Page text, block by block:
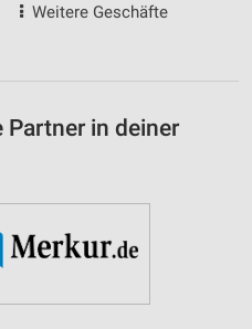
Weitere Geschäfte
Partner in deiner